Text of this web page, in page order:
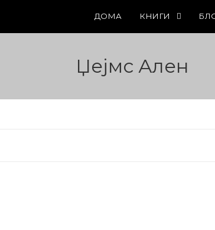
ДОМА КНИГИ
Џејмс Ален